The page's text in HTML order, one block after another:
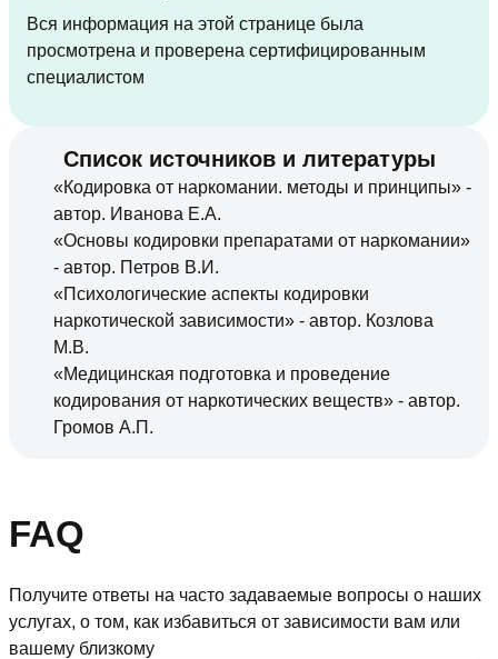
Вся информация на этой странице была
просмотрена и проверена сертифицированным
специалистом
Список источников и литературы
«Кодировка от наркомании. методы и принципы» -
автор. Иванова Е.А.
«Основы кодировки препаратами от наркомании»
- автор. Петров В.И.
«Психологические аспекты кодировки
наркотической зависимости» - автор. Козлова
М.В.
«Медицинская подготовка и проведение
кодирования от наркотических веществ» - автор.
Громов А.П.
FAQ
Получите ответы на часто задаваемые вопросы о наших
услугах, о том, как избавиться от зависимости вам или
вашему близкому